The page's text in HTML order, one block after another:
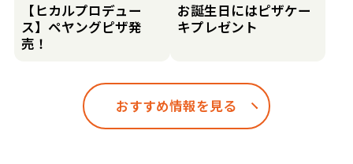
【ヒカルプロデュー
ス】ペヤングピザ発
売！
お誕生日にはピザケー
キプレゼント
おすすめ情報を見る